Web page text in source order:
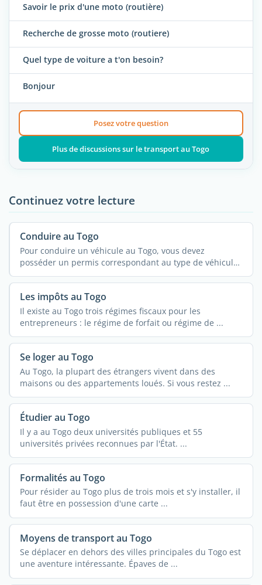
Savoir le prix d'une moto (routière)
Recherche de grosse moto (routiere)
Quel type de voiture a t'on besoin?
Bonjour
Posez votre question
Plus de discussions sur le transport au Togo
Continuez votre lecture
Conduire au Togo
Pour conduire un véhicule au Togo, vous devez
posséder un permis correspondant au type de véhicule.
...
Les impôts au Togo
Il existe au Togo trois régimes fiscaux pour les
entrepreneurs : le régime de forfait ou régime de ...
Se loger au Togo
Au Togo, la plupart des étrangers vivent dans des
maisons ou des appartements loués. Si vous restez ...
Étudier au Togo
Il y a au Togo deux universités publiques et 55
universités privées reconnues par l'État. ...
Formalités au Togo
Pour résider au Togo plus de trois mois et s'y installer, il
faut être en possession d'une carte ...
Moyens de transport au Togo
Se déplacer en dehors des villes principales du Togo est
une aventure intéressante. Épaves de ...